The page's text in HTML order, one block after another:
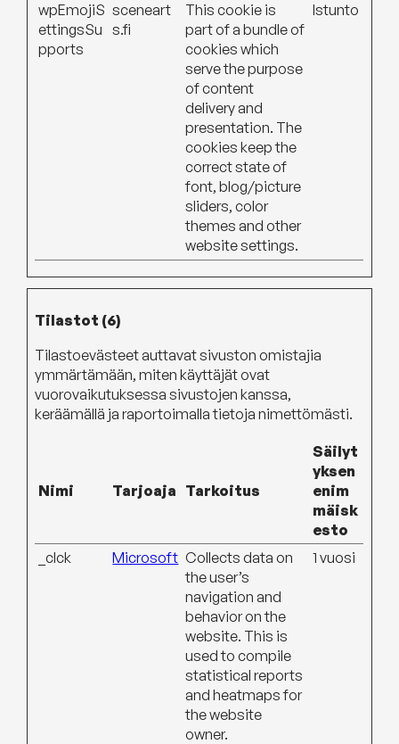
wpEmojiS
ettingsSu
pports
sceneart
s.fi
This cookie is
part of a bundle of
cookies which
serve the purpose
of content
delivery and
presentation. The
cookies keep the
correct state of
font, blog/picture
sliders, color
themes and other
website settings.
Istunto
Tilastot (6)
Tilastoevästeet auttavat sivuston omistajia
ymmärtämään, miten käyttäjät ovat
vuorovaikutuksessa sivustojen kanssa,
keräämällä ja raportoimalla tietoja nimettömästi.
Nimi Tarjoaja Tarkoitus
Säilyt
yksen
enim
mäisk
esto
_clck
Microsoft Collects data on
the user’s
navigation and
behavior on the
website. This is
used to compile
statistical reports
and heatmaps for
the website
owner.
1 vuosi